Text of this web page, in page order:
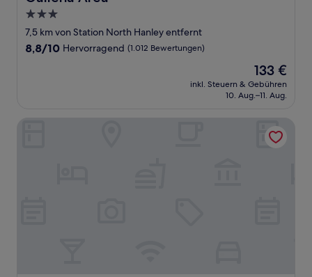
3.0-
Sterne-
Unterkunft
7,5 km von Station North Hanley entfernt
8.8
8,8/10 Hervorragend (1.012 Bewertungen)
Der
Preis
beträgt
133 €
inkl. Steuern & Gebühren
10. Aug.–11. Aug.